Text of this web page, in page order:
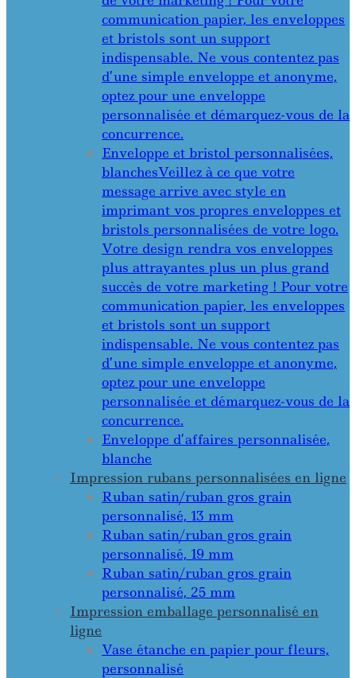
communication papier, les enveloppes
et bristols sont un support
indispensable. Ne vous contentez pas
d’une simple enveloppe et anonyme,
optez pour une enveloppe
personnalisée et démarquez-vous de la
concurrence.
Enveloppe et bristol personnalisées,
blanchesVeillez à ce que votre
message arrive avec style en
imprimant vos propres enveloppes et
bristols personnalisées de votre logo.
Votre design rendra vos enveloppes
plus attrayantes plus un plus grand
succès de votre marketing ! Pour votre
communication papier, les enveloppes
et bristols sont un support
indispensable. Ne vous contentez pas
d’une simple enveloppe et anonyme,
optez pour une enveloppe
personnalisée et démarquez-vous de la
concurrence.
Enveloppe d’affaires personnalisée,
blanche
Impression rubans personnalisées en ligne
Ruban satin/ruban gros grain
personnalisé, 13 mm
Ruban satin/ruban gros grain
personnalisé, 19 mm
Ruban satin/ruban gros grain
personnalisé, 25 mm
Impression emballage personnalisé en
ligne
Vase étanche en papier pour fleurs,
personnalisé